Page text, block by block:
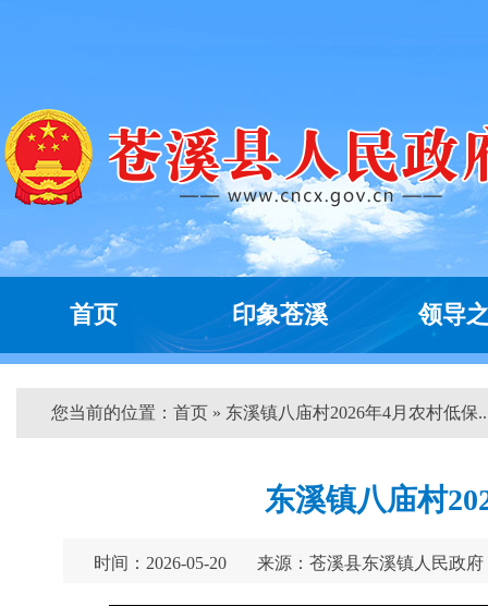
首页 印象苍溪 领导
您当前的位置： 首页 » 东溪镇八庙村2026年4月农村低保
东溪镇八庙村
时间：2026-05-20 来源：苍溪县东溪镇人民政府